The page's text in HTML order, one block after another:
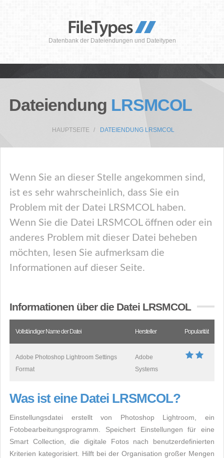
Datenbank der Dateiendungen und Dateitypen
Dateiendung LRSMCOL
HAUPTSEITE DATEIENDUNG LRSMCOL
Wenn Sie an dieser Stelle angekommen sind,
ist es sehr wahrscheinlich, dass Sie ein
Problem mit der Datei LRSMCOL haben.
Wenn Sie die Datei LRSMCOL öffnen oder ein
anderes Problem mit dieser Datei beheben
möchten, lesen Sie aufmerksam die
Informationen auf dieser Seite.
Informationen über die Datei LRSMCOL
Vollständiger Name der Datei Hersteller Popularität
Adobe Photoshop Lightroom Settings
Format
Adobe
Systems
Was ist eine Datei LRSMCOL?
Einstellungsdatei erstellt von Photoshop Lightroom, ein
Fotobearbeitungsprogramm. Speichert Einstellungen für eine
Smart Collection, die digitale Fotos nach benutzerdefinierten
Kriterien kategorisiert. Hilft bei der Organisation großer Mengen